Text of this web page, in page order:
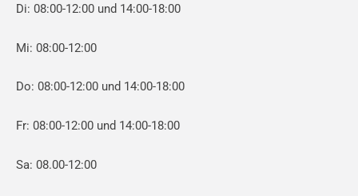
Di: 08:00-12:00 und 14:00-18:00
Mi: 08:00-12:00
Do: 08:00-12:00 und 14:00-18:00
Fr: 08:00-12:00 und 14:00-18:00
Sa: 08.00-12:00